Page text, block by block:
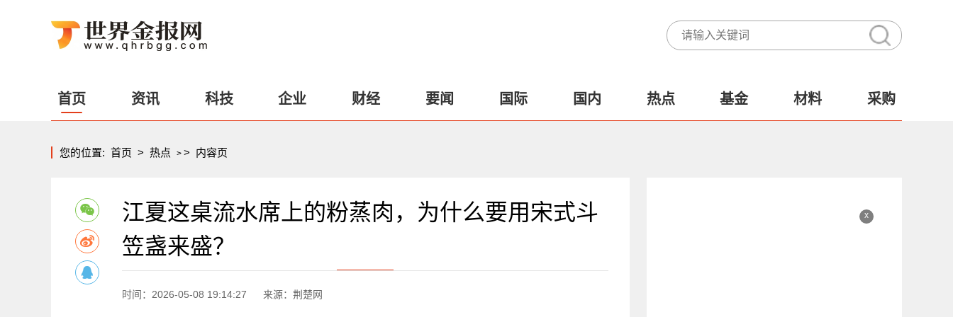
首页 资讯 科技 企业 财经 要闻 国际 国内 热点 基金 材料 采购
您的位置: 首页 > 热点 > > 内容页
江夏这桌流水席上的粉蒸肉，为什么要用宋式斗
笠盏来盛？
时间：2026-05-08 19:14:27 来源：荆楚网
x